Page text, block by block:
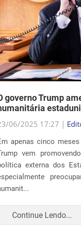
governo Trump
06/2025 17:27 |
vem
externa dos
Continue Lendo...